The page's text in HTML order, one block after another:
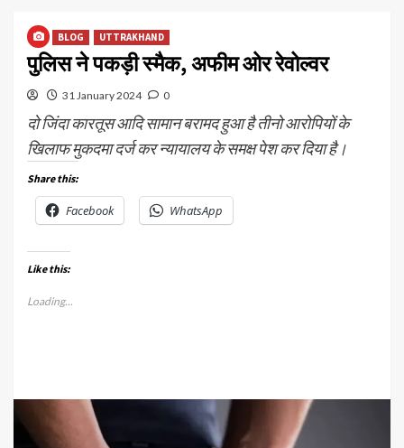
BLOG UTTRAKHAND
पुलिस ने पकड़ी स्मैक, अफीम ओर रेवोल्वर
31 January 2024 0
दो जिंदा कारतूस आदि सामान बरामद हुआ है तीनो आरोपियों के
खिलाफ मुकदमा दर्ज कर न्यायालय के समक्ष पेश कर दिया है।
Share this:
Facebook WhatsApp
Like this:
Loading...